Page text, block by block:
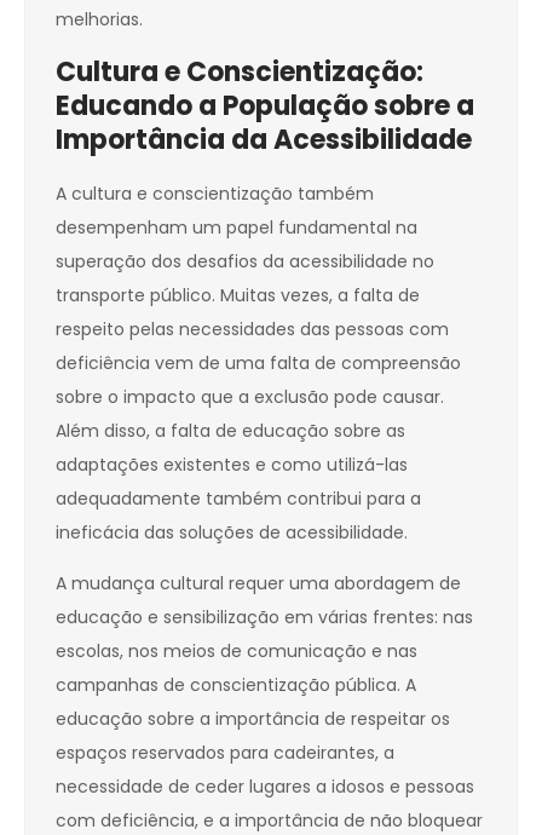
melhorias.
Cultura e Conscientização:
Educando a População sobre a
Importância da Acessibilidade
A cultura e conscientização também
desempenham um papel fundamental na
superação dos desafios da acessibilidade no
transporte público. Muitas vezes, a falta de
respeito pelas necessidades das pessoas com
deficiência vem de uma falta de compreensão
sobre o impacto que a exclusão pode causar.
Além disso, a falta de educação sobre as
adaptações existentes e como utilizá-las
adequadamente também contribui para a
ineficácia das soluções de acessibilidade.
A mudança cultural requer uma abordagem de
educação e sensibilização em várias frentes: nas
escolas, nos meios de comunicação e nas
campanhas de conscientização pública. A
educação sobre a importância de respeitar os
espaços reservados para cadeirantes, a
necessidade de ceder lugares a idosos e pessoas
com deficiência, e a importância de não bloquear